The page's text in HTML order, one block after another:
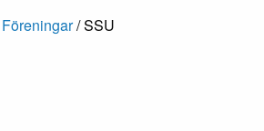
Föreningar/SSU